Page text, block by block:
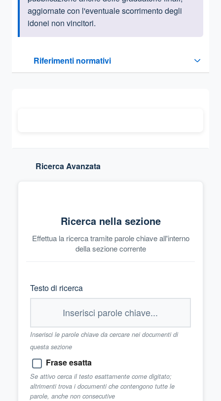
aggiornate con l'eventuale scorrimento degli
idonei non vincitori.
Riferimenti normativi
Sezione compressa
Ricerca Avanzata
Ricerca nella sezione
Effettua la ricerca tramite parole chiave all'interno
della sezione corrente
Testo di ricerca
Inserisci le parole chiave da cercare nei documenti di
questa sezione
Frase esatta
Se attivo cerca il testo esattamente come digitato;
altrimenti trova i documenti che contengono tutte le
parole, anche non consecutive